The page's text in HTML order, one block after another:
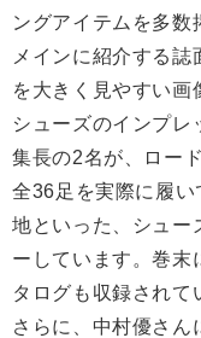
ングアイテムを多数
メインに紹介する
を大きく見やすい画
シューズのインプレ
集長の2名が、ロー
全36足を実際に履
地といった、シュー
ーしています。巻末
タログも収録されて
さらに、中村優さん